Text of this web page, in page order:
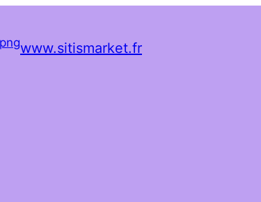
www.sitismarket.fr